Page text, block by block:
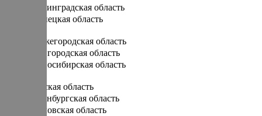
Ленинградская область
Липецкая область
Нижегородская область
Новгородская область
Новосибирская область
Омская область
Оренбургская область
Орловская область